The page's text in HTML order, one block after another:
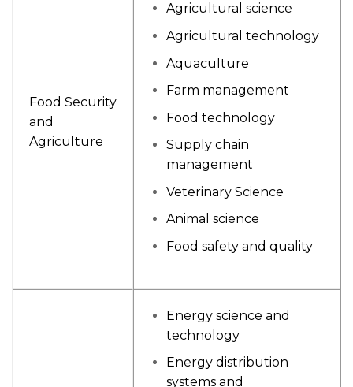
Food Security
and
Agriculture
Agricultural science
Agricultural technology
Aquaculture
Farm management
Food technology
Supply chain
management
Veterinary Science
Animal science
Food safety and quality
Energy science and
technology
Energy distribution
systems and